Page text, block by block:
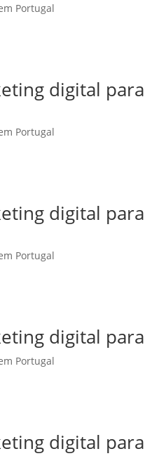
Portugal
digital
Portugal
digital
Portugal
digital
Portugal
digital